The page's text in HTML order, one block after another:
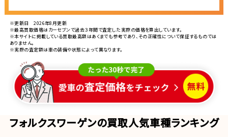
※更新日 2026年8月更新
※最高買取価格はカーセブンで過去３年間で査定した実際の価格を算出しています。
※本サイトに掲載している買取最高額はあくまでも参考であり、その正確性について保証するものでは
ありません。
※実際の査定額は車の装備や状態によって異なります。
フォルクスワーゲンの買取人気車種ランキング